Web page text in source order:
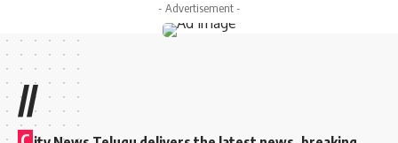
- Advertisement -
//